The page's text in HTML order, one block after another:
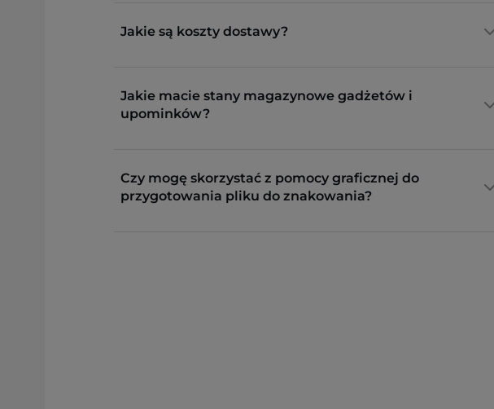
Jakie są koszty dostawy?
Jakie macie stany magazynowe gadżetów i
upominków?
Czy mogę skorzystać z pomocy graficznej do
przygotowania pliku do znakowania?